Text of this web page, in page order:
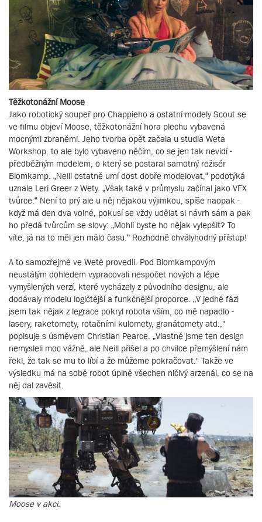
Těžkotonážní Moose
Jako robotický soupeř pro Chappieho a ostatní modely Scout se
ve filmu objeví Moose, těžkotonážní hora plechu vybavená
mocnými zbraněmi. Jeho tvorba opět začala u studia Weta
Workshop, to ale bylo vybaveno něčím, co se jen tak nevidí -
předběžným modelem, o který se postaral samotný režisér
Blomkamp. „Neill ostatně umí dost dobře modelovat,“ podotýká
uznale Leri Greer z Wety. „Však také v průmyslu začínal jako VFX
tvůrce.“ Není to prý ale u něj nějakou výjimkou, spíše naopak -
když má den dva volné, pokusí se vždy udělat si návrh sám a pak
ho předá tvůrcům se slovy: „Mohli byste ho nějak vylepšit? To
víte, já na to měl jen málo času.“ Rozhodně chvályhodný přístup!
A to samozřejmě ve Wetě provedli. Pod Blomkampovým
neustálým dohledem vypracovali nespočet nových a lépe
vymyšlených verzí, které vycházely z původního designu, ale
dodávaly modelu logičtější a funkčnější proporce. „V jedné fázi
jsem tak nějak z legrace pokryl robota vším, co mě napadlo -
lasery, raketomety, rotačními kulomety, granátomety atd.,"
popisuje s úsměvem Christian Pearce. „Vlastně jsme ten design
nemysleli moc vážně, ale Neill přišel a po chvilce přemýšlení nám
řekl, že tak se mu to líbí a že můžeme pokračovat." Takže ve
výsledku má na sobě robot úplně všechen ničivý arzenál, co se na
něj dal zavěsit.
Moose v akci.